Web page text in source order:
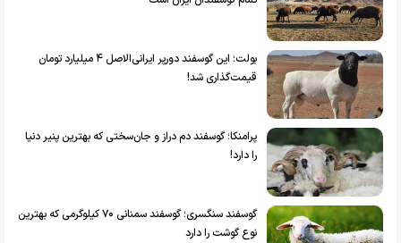
بولت؛ این گوسفند دورپر ایرانی‌الاصل ۴ میلیارد تومان
قیمت‌گذاری شد!
پرامنکا؛ گوسفند دم دراز و جان‌سختی که بهترین پنیر دنیا
را دارد!
گوسفند سنگسری؛ گوسفند سمنانی ۷۰ کیلوگرمی که بهترین
نوع گوشت را دارد